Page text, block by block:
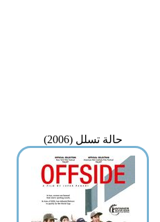
حالة تسلل (2006)